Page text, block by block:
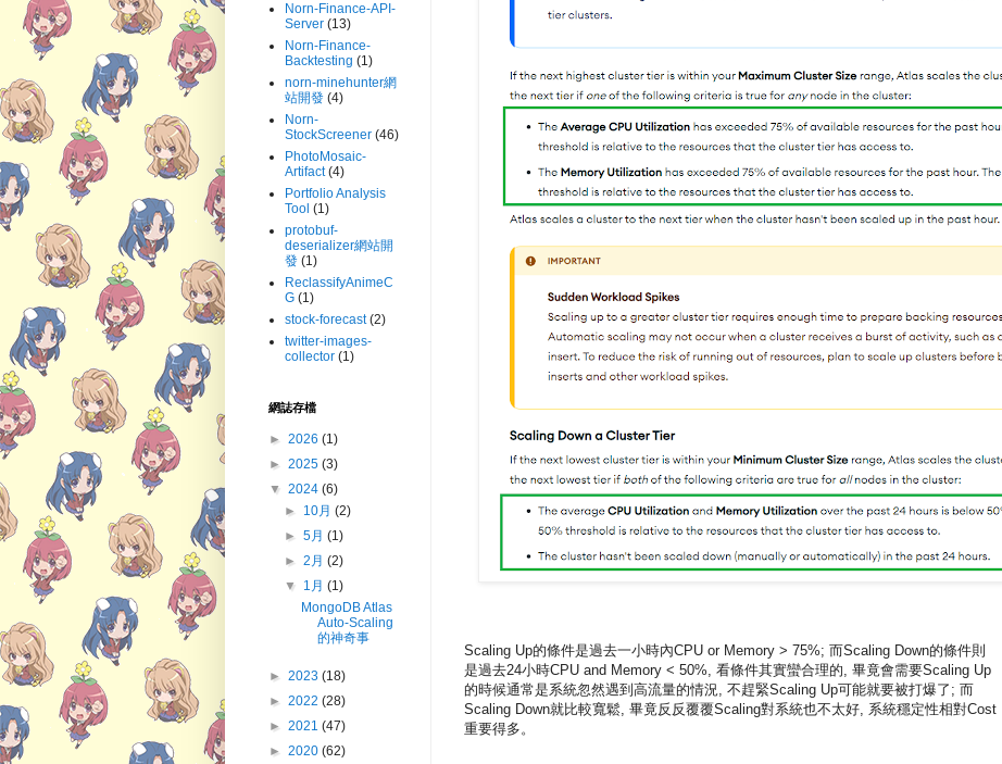
Scaling Up的條件是過去一小時內CPU or Memory > 75%; 而Scaling Down的條件則
是過去24小時CPU and Memory < 50%, 看條件其實蠻合理的, 畢竟會需要Scaling Up
的時候通常是系統忽然遇到高流量的情況, 不趕緊Scaling Up可能就要被打爆了; 而
Scaling Down就比較寬鬆, 畢竟反反覆覆Scaling對系統也不太好, 系統穩定性相對Cost
重要得多。
Norn-Finance-API-
Server (13)
Norn-Finance-
Backtesting (1)
norn-minehunter網
站開發 (4)
Norn-
StockScreener (46)
PhotoMosaic-
Artifact (4)
Portfolio Analysis
Tool (1)
protobuf-
deserializer網站開
發 (1)
ReclassifyAnimeC
G (1)
stock-forecast (2)
twitter-images-
collector (1)
網誌存檔
► 2026 (1)
► 2025 (3)
▼ 2024 (6)
► 10月(2)
►5月(1)
►2月(2)
▼ 1月(1)
MongoDB Atlas
Auto-Scaling
的神奇事
► 2023 (18)
► 2022 (28)
► 2021 (47)
► 2020 (62)